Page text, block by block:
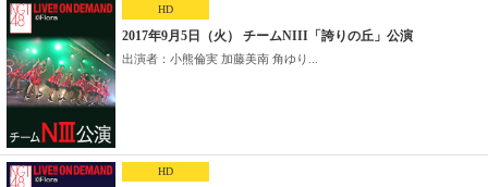
HD
2017年9月5日（火） チームNIII「誇りの丘」公演
出演者：小熊倫実 加藤美南 角ゆり...
HD